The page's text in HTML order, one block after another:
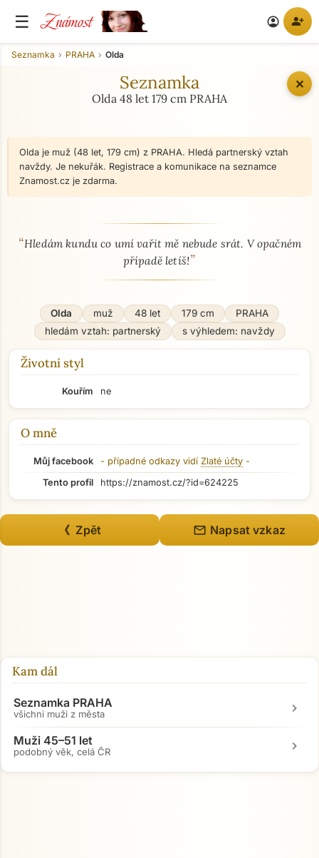
☰ Známost account_circle person_add
✕
Seznamka PRAHA Olda
Seznamka
Olda 48 let 179 cm PRAHA
Olda je muž (48 let, 179 cm) z PRAHA. Hledá partnerský vztah
navždy. Je nekuřák. Registrace a komunikace na seznamce
Znamost.cz je zdarma.
O mně - seznamka profil
“Hledám kundu co umí vařit mě nebude srát. V opačném
případě letíš!”
Olda muž 48 let 179 cm
PRAHA
hledám vztah: partnerský
s výhledem: navždy
Životní styl
Kouřím ne
O mně
Můj facebook - případné odkazy vidí Zlaté účty -
Tento profil
https://znamost.cz/?id=624225
《 Zpět mail Napsat vzkaz
Kam dál
Seznamka PRAHA
všichni muži z města chevron_right
Muži 45–51 let
podobný věk, celá ČR chevron_right